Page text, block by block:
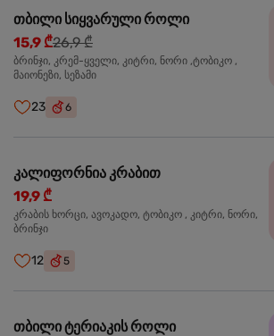
თბილი სიყვარული როლი
15,9 ₾26,9 ₾
ბრინჯი, კრემ-ყველი, კიტრი, ნორი ,ტობიკო ,
მაიონეზი, სეზამი
23 6
კალიფორნია კრაბით
19,9 ₾
კრაბის ხორცი, ავოკადო, ტობიკო , კიტრი, ნორი,
ბრინჯი
12 5
თბილი ტერიაკის როლი